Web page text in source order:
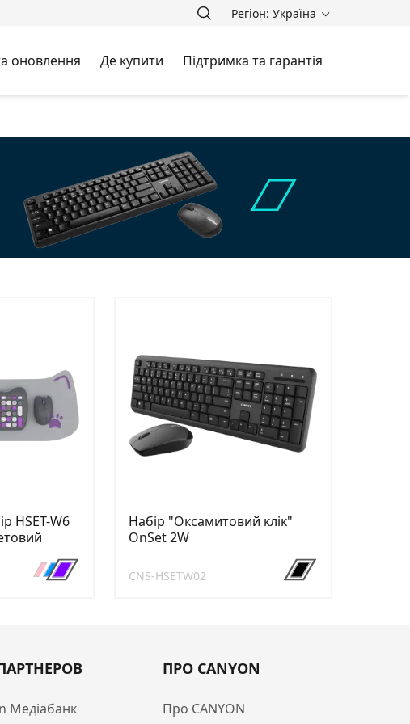
Регіон: Україна
оновлення Де купити Підтримка та гарантія
HSET-W6
Набір "Оксамитовий клік"
OnSet 2W
CNS-HSETW02
Медіабанк
ПРО CANYON
Про CANYON